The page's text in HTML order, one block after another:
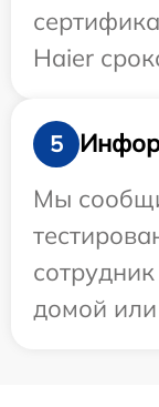
Haier
5
Мы
домой